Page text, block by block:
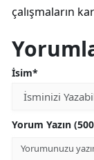
çalışmaların
İsim*
Yorum Yazın